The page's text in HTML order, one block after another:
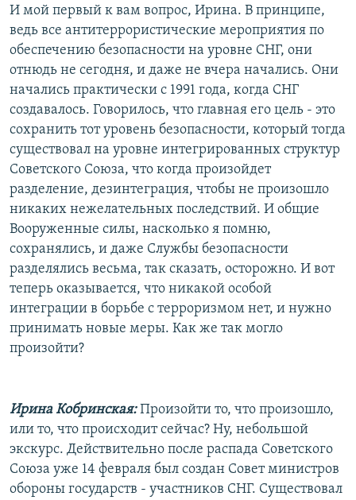
И мой первый к вам вопрос, Ирина. В принципе,
ведь все антитеррористические мероприятия по
обеспечению безопасности на уровне СНГ, они
отнюдь не сегодня, и даже не вчера начались. Они
начались практически с 1991 года, когда СНГ
создавалось. Говорилось, что главная его цель - это
сохранить тот уровень безопасности, который тогда
существовал на уровне интегрированных структур
Советского Союза, что когда произойдет
разделение, дезинтеграция, чтобы не произошло
никаких нежелательных последствий. И общие
Вооруженные силы, насколько я помню,
сохранялись, и даже Службы безопасности
разделялись весьма, так сказать, осторожно. И вот
теперь оказывается, что никакой особой
интеграции в борьбе с терроризмом нет, и нужно
принимать новые меры. Как же так могло
произойти?
Ирина Кобринская:Произойти то, что произошло,
или то, что происходит сейчас? Ну, небольшой
экскурс. Действительно после распада Советского
Союза уже 14 февраля был создан Совет министров
обороны государств - участников СНГ. Существовал